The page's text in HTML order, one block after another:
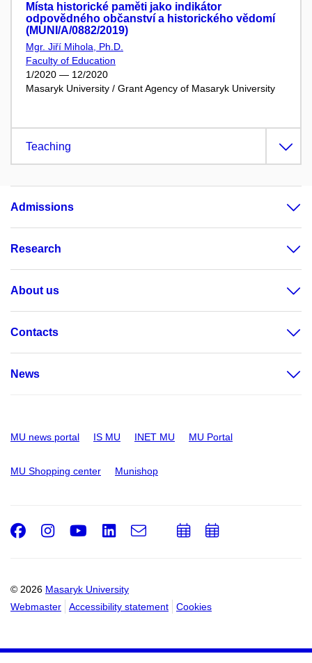
Místa historické paměti jako indikátor
odpovědného občanství a historického vědomí
(MUNI/A/0882/2019)
Mgr. Jiří Mihola, Ph.D.
Faculty of Education
1/2020 — 12/2020
Masaryk University / Grant Agency of Masaryk University
Teaching
Admissions
Research
About us
Contacts
News
MU news portal IS MU INET MU MU Portal
MU Shopping center Munishop
© 2026 Masaryk University
Webmaster
Accessibility statement Cookies
Facebook
Instagram
Youtube
LinkedIn
e-
AddAdd